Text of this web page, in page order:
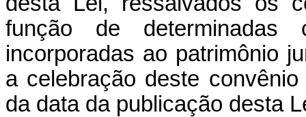
função de
incorporadas ao patrimônio
a celebração deste
da data da publicação desta